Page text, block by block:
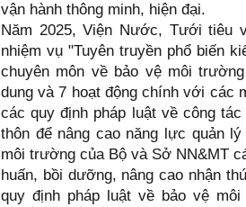
vận hành thông minh, hiện đại.
Năm 2025, Viện Nước, Tưới tiêu
nhiệm vụ "Tuyên truyền phổ biến
chuyên môn về bảo vệ môi
dung và 7 hoạt động chính với các
các quy định pháp luật về công
thôn để nâng cao năng lực quản
môi trường của Bộ và Sở NN&MT
huấn, bồi dưỡng, nâng cao nhận
quy định pháp luật về bảo vệ